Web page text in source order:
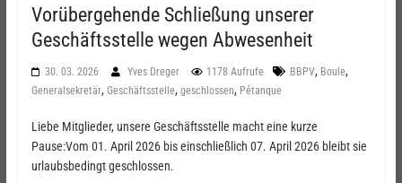
Vorübergehende Schließung unserer
Geschäftsstelle wegen Abwesenheit
30. 03. 2026 Yves Dreger 1178 Aufrufe BBPV, Boule,
Generalsekretär, Geschäftsstelle, geschlossen, Pétanque
Liebe Mitglieder, unsere Geschäftsstelle macht eine kurze
Pause:Vom 01. April 2026 bis einschließlich 07. April 2026 bleibt sie
urlaubsbedingt geschlossen.